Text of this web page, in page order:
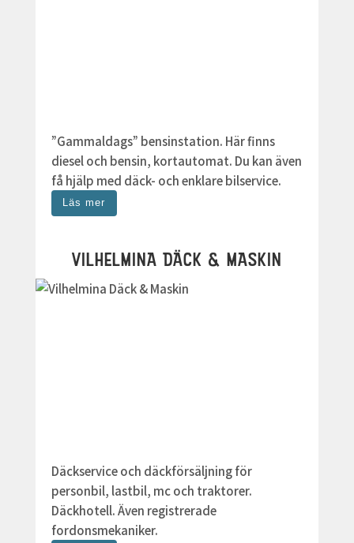
”Gammaldags” bensinstation. Här finns
diesel och bensin, kortautomat. Du kan även
få hjälp med däck- och enklare bilservice.
Läs mer
VILHELMINA DÄCK & MASKIN
Däckservice och däckförsäljning för
personbil, lastbil, mc och traktorer.
Däckhotell. Även registrerade
fordonsmekaniker.